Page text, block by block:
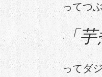
ってつ
「芋
ってダ